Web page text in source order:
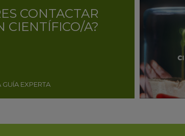
CONTACTAR
CIENTÍFICO/A?
EXPERTA